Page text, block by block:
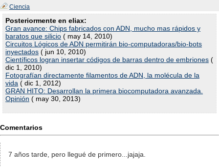
Ciencia
Posteriormente en eliax:
Gran avance: Chips fabricados con ADN, mucho mas rápidos y
baratos que silicio ( may 14, 2010)
Circuitos Lógicos de ADN permitirán bio-computadoras/bio-bots
inyectados ( jun 10, 2010)
Científicos logran insertar códigos de barras dentro de embriones (
dic 1, 2010)
Fotografían directamente filamentos de ADN, la molécula de la
vida ( dic 1, 2012)
GRAN HITO: Desarrollan la primera biocomputadora avanzada.
Opinión ( may 30, 2013)
Comentarios
7 años tarde, pero llegué de primero...jajaja.